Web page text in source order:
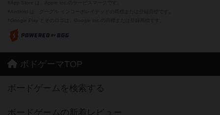
ボドゲーマTOP
ボードゲームを検索する
ボードゲームの新着レビュー